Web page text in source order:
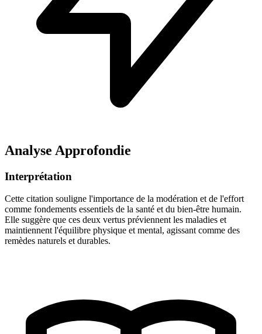
Analyse Approfondie
Interprétation
Cette citation souligne l'importance de la modération et de l'effort
comme fondements essentiels de la santé et du bien-être humain.
Elle suggère que ces deux vertus préviennent les maladies et
maintiennent l'équilibre physique et mental, agissant comme des
remèdes naturels et durables.